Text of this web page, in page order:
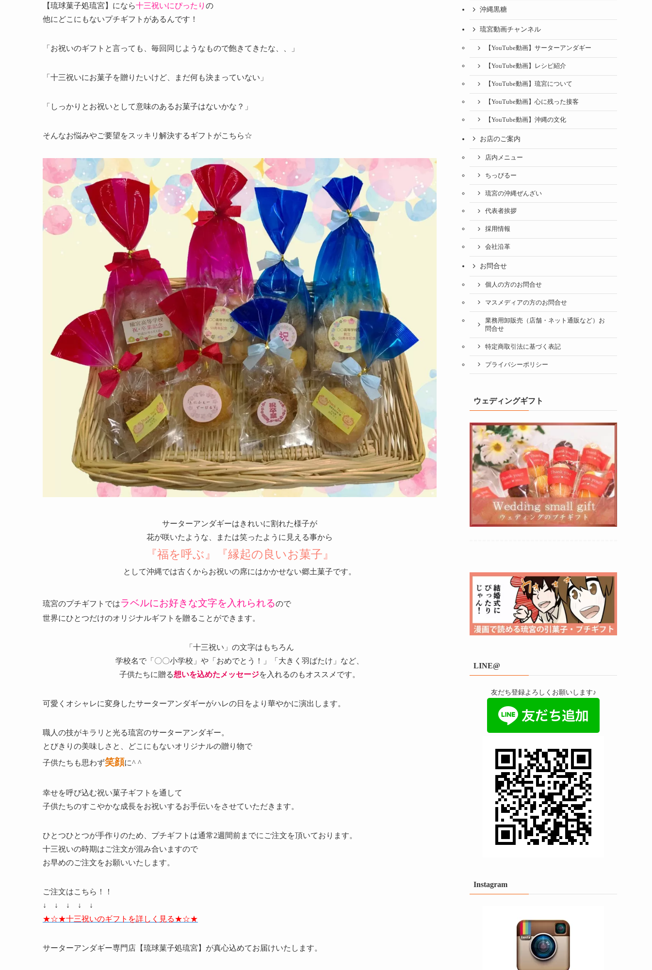
【琉球菓子処琉宮】になら十三祝いにぴったり の
他にどこにもないプチギフトがあるんです！
「お祝いのギフトと言っても、毎回同じようなもので飽きてきたな、、」
「十三祝いにお菓子を贈りたいけど、まだ何も決まっていない」
「しっかりとお祝いとして意味のあるお菓子はないかな？」
そんなお悩みやご要望をスッキリ解決するギフトがこちら☆
サーターアンダギーはきれいに割れた様子が
花が咲いたような、または笑ったように見える事から
『福を呼ぶ』『縁起の良いお菓子』
として沖縄では古くからお祝いの席にはかかせない郷土菓子です。
琉宮のプチギフトではラベルにお好きな文字を入れられるので
世界にひとつだけのオリジナルギフトを贈ることができます。
「十三祝い」の文字はもちろん
学校名で「〇〇小学校」や「おめでとう！」「大きく羽ばたけ」など、
子供たちに贈る想いを込めたメッセージを入れるのもオススメです。
可愛くオシャレに変身したサーターアンダギーがハレの日をより華やかに演出します。
職人の技がキラリと光る琉宮のサーターアンダギー。
とびきりの美味しさと、どこにもないオリジナルの贈り物で
子供たちも思わず笑顔に^ ^
幸せを呼び込む祝い菓子ギフトを通して
子供たちのすこやかな成長をお祝いするお手伝いをさせていただきます。
ひとつひとつが手作りのため、プチギフトは通常2週間前までにご注文を頂いております。
十三祝いの時期はご注文が混み合いますので
お早めのご注文をお願いいたします。
ご注文はこちら！！
↓ ↓ ↓ ↓ ↓
★☆★十三祝いのギフトを詳しく見る★☆★
サーターアンダギー専門店【琉球菓子処琉宮】が真心込めてお届けいたします。
沖縄黒糖
琉宮動画チャンネル
【YouTube動画】サーターアンダギー
【YouTube動画】レシピ紹介
【YouTube動画】琉宮について
【YouTube動画】心に残った接客
【YouTube動画】沖縄の文化
お店のご案内
店内メニュー
ちっぴるー
琉宮の沖縄ぜんざい
代表者挨拶
採用情報
会社沿革
お問合せ
個人の方のお問合せ
マスメディアの方のお問合せ
業務用卸販売（店舗・ネット通販など）お
問合せ
特定商取引法に基づく表記
プライバシーポリシー
ウェディングギフト
LINE@
友だち登録よろしくお願いします♪
Instagram